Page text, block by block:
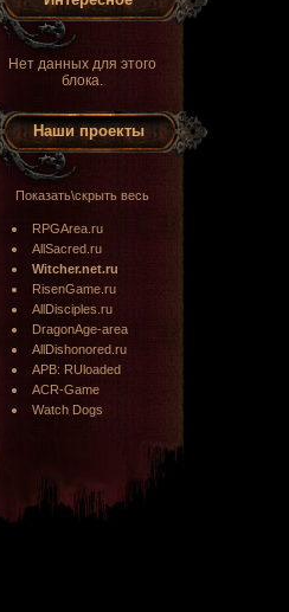
Нет данных для этого
блока.
Наши проекты
Показать\скрыть весь
RPGArea.ru
AllSacred.ru
Witcher.net.ru
RisenGame.ru
AllDisciples.ru
DragonAge-area
AllDishonored.ru
APB: RUloaded
ACR-Game
Watch Dogs